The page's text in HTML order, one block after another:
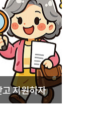
지원하자